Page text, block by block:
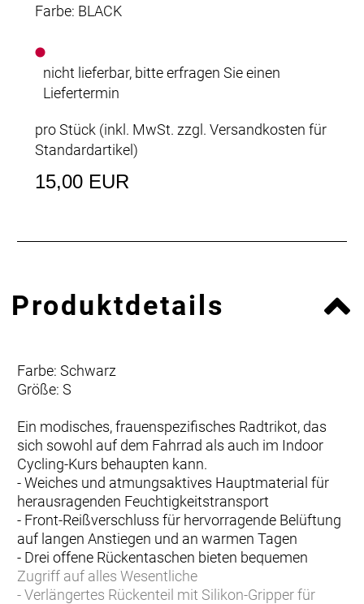
Farbe: BLACK
nicht lieferbar, bitte erfragen Sie einen
Liefertermin
pro Stück (inkl. MwSt. zzgl. Versandkosten für
Standardartikel)
15,00 EUR
Produktdetails
Farbe: Schwarz
Größe: S
Ein modisches, frauenspezifisches Radtrikot, das
sich sowohl auf dem Fahrrad als auch im Indoor
Cycling-Kurs behaupten kann.
- Weiches und atmungsaktives Hauptmaterial für
herausragenden Feuchtigkeitstransport
- Front-Reißverschluss für hervorragende Belüftung
auf langen Anstiegen und an warmen Tagen
- Drei offene Rückentaschen bieten bequemen
Zugriff auf alles Wesentliche
- Verlängertes Rückenteil mit Silikon-Gripper für